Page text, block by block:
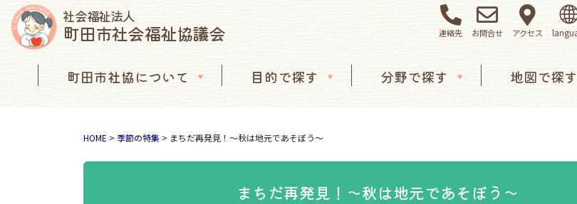
社会福祉法人
町田市社会福祉協議会 連絡先 お問合せ アクセス
コンテンツへスキップ
メインナビゲーション
町田市社協について 目的で探す 分野で探す 地図で探す
HOME > 季節の特集 > まちだ再発見！～秋は地元であそぼう～
まちだ再発見！～秋は地元であそぼう～